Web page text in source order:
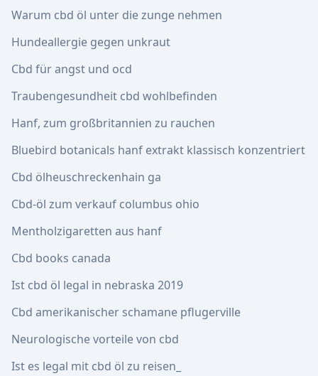
Warum cbd öl unter die zunge nehmen
Hundeallergie gegen unkraut
Cbd für angst und ocd
Traubengesundheit cbd wohlbefinden
Hanf, zum großbritannien zu rauchen
Bluebird botanicals hanf extrakt klassisch konzentriert
Cbd ölheuschreckenhain ga
Cbd-öl zum verkauf columbus ohio
Mentholzigaretten aus hanf
Cbd books canada
Ist cbd öl legal in nebraska 2019
Cbd amerikanischer schamane pflugerville
Neurologische vorteile von cbd
Ist es legal mit cbd öl zu reisen_